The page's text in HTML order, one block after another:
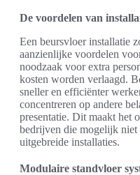
De voordelen van
Een beursvloer installatie
aanzienlijke voordelen
noodzaak voor extra
kosten worden verlaagd.
sneller en efficiënter
concentreren op andere
presentatie. Dit maakt het
bedrijven die mogelijk
uitgebreide installaties.
Modulaire standvloer